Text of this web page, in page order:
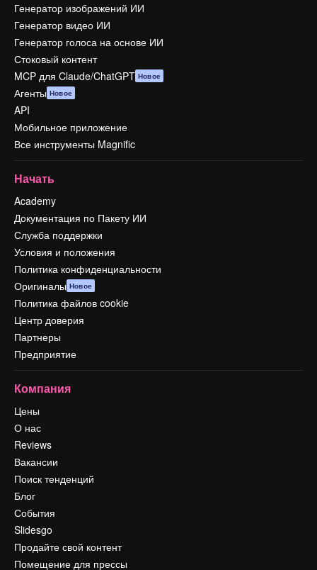
Генератор изображений ИИ
Генератор видео ИИ
Генератор голоса на основе ИИ
Стоковый контент
MCP для Claude/ChatGPT Новое
Агенты Новое
API
Мобильное приложение
Все инструменты Magnific
Начать
Academy
Документация по Пакету ИИ
Служба поддержки
Условия и положения
Политика конфиденциальности
Оригиналы Новое
Политика файлов cookie
Центр доверия
Партнеры
Предприятие
Компания
Цены
О нас
Reviews
Вакансии
Поиск тенденций
Блог
События
Slidesgo
Продайте свой контент
Помещение для прессы